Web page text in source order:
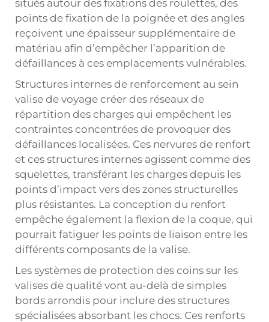
situés autour des fixations des roulettes, des
points de fixation de la poignée et des angles
reçoivent une épaisseur supplémentaire de
matériau afin d’empêcher l’apparition de
défaillances à ces emplacements vulnérables.
Structures internes de renforcement au sein
valise de voyage créer des réseaux de
répartition des charges qui empêchent les
contraintes concentrées de provoquer des
défaillances localisées. Ces nervures de renfort
et ces structures internes agissent comme des
squelettes, transférant les charges depuis les
points d’impact vers des zones structurelles
plus résistantes. La conception du renfort
empêche également la flexion de la coque, qui
pourrait fatiguer les points de liaison entre les
différents composants de la valise.
Les systèmes de protection des coins sur les
valises de qualité vont au-delà de simples
bords arrondis pour inclure des structures
spécialisées absorbant les chocs. Ces renforts